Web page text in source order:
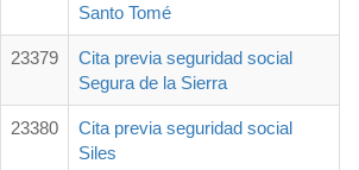
Santo Tomé
23379
Cita previa seguridad social
Segura de la Sierra
23380
Cita previa seguridad social
Siles